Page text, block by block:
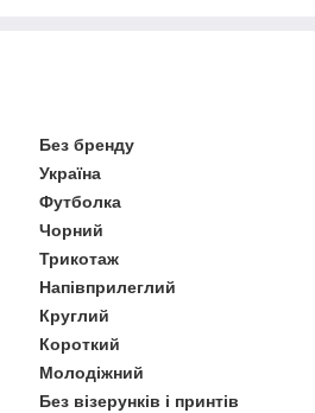
Без бренду
Україна
Футболка
Чорний
Трикотаж
Напівприлеглий
Круглий
Короткий
Молодіжний
Без візерунків і принтів